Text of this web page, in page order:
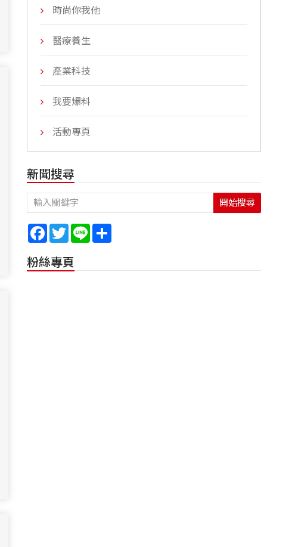
時尚你我他
醫療養生
產業科技
我要爆料
活動專頁
新聞搜尋
開始搜尋
Facebook
TwitterLine Share
粉絲專頁